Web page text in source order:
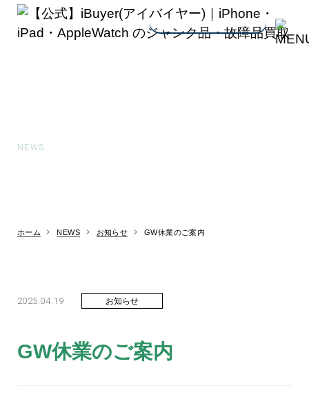
買取査定申込み・
NEWS
ホーム NEWS お知らせ GW休業のご案内
2025.04.19 お知らせ
GW休業のご案内